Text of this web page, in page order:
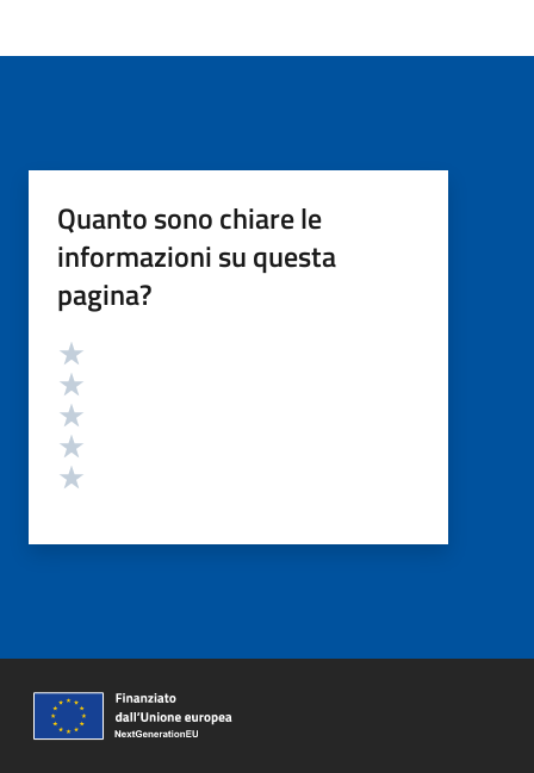
Quanto sono chiare le
informazioni su questa
pagina?
Valutazione